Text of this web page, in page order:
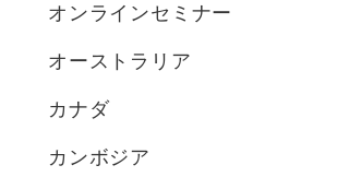
オンラインセミナー
オーストラリア
カナダ
カンボジア